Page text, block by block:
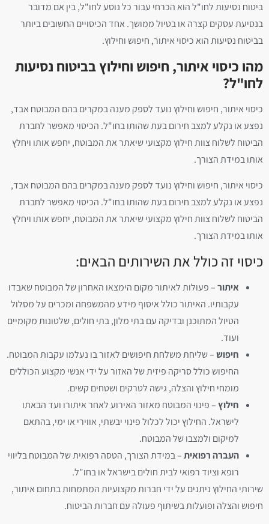
ביטוח נסיעות לחו"ל הוא הכרחי עבור כל נוסע לחו"ל, בין אם מדובר
בנסיעת עסקים קצרה או בטיול ממושך. אחד הכיסויים החשובים ביותר
בביטוח נסיעות הוא כיסוי איתור, חיפוש וחילוץ.
מהו כיסוי איתור, חיפוש וחילוץ בביטוח נסיעות
לחו"ל?
כיסוי איתור, חיפוש וחילוץ נועד לספק מענה במקרים בהם המבוטח אבד,
נפצע או נקלע למצב חירום בעת שהותו בחו"ל. הכיסוי מאפשר לחברת
הביטוח לשלוח צוות חילוץ מקצועי שיאתר את המבוטח, יחפש אותו ויחלץ
אותו במידת הצורך.
כיסוי איתור, חיפוש וחילוץ נועד לספק מענה במקרים בהם המבוטח אבד,
נפצע או נקלע למצב חירום בעת שהותו בחו"ל. הכיסוי מאפשר לחברת
הביטוח לשלוח צוות חילוץ מקצועי שיאתר את המבוטח, יחפש אותו ויחלץ
אותו במידת הצורך.
כיסוי זה כולל את השירותים הבאים:
איתור– פעולות לאיתור מקום הימצאו האחרון של המבוטח שאבדו
עקבותיו. האיתור כולל איסוף מידע מהמשפחה ומכרים על מסלול
הטיול המתוכנן ובדיקה עם בתי מלון, בתי חולים, שלטונות מקומיים
ועוד.
חיפוש– שליחת משלחת חיפושים לאזור בו נעלמו עקבות המבוטח.
החיפוש כולל סריקה פיזית של האזור על ידי אנשי מקצוע הכוללים
מומחי חילוץ והצלה, גישה לטרקים ושטחים קשים.
חילוץ– פינוי המבוטח מאזור האירוע לאחר איתורו ועד הבאתו
לישראל. החילוץ יכול לכלול פינוי יבשתי, אווירי או ימי, בהתאם
למיקום ולמצבו של המבוטח.
העברה רפואית– במידת הצורך, הטסה רפואית של המבוטח בליווי
רופא וציוד רפואי לבית חולים בישראל או בחו"ל.
שירותי החילוץ ניתנים על ידי חברות מקצועיות המתמחות בתחום איתור,
חיפוש והצלה ופועלות בשיתוף פעולה עם חברות הביטוח.